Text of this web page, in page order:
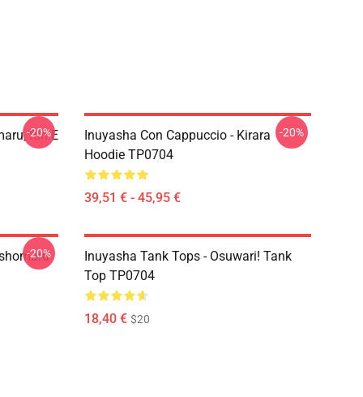
Rin E
-20%
Inuyasha Con Cappuccio - Kirara
Hoodie TP0704
39,51 € - 45,95 €
-20%
-20%
Inuyasha Tank Tops - Osuwari! Tank
Top TP0704
18,40 € $20